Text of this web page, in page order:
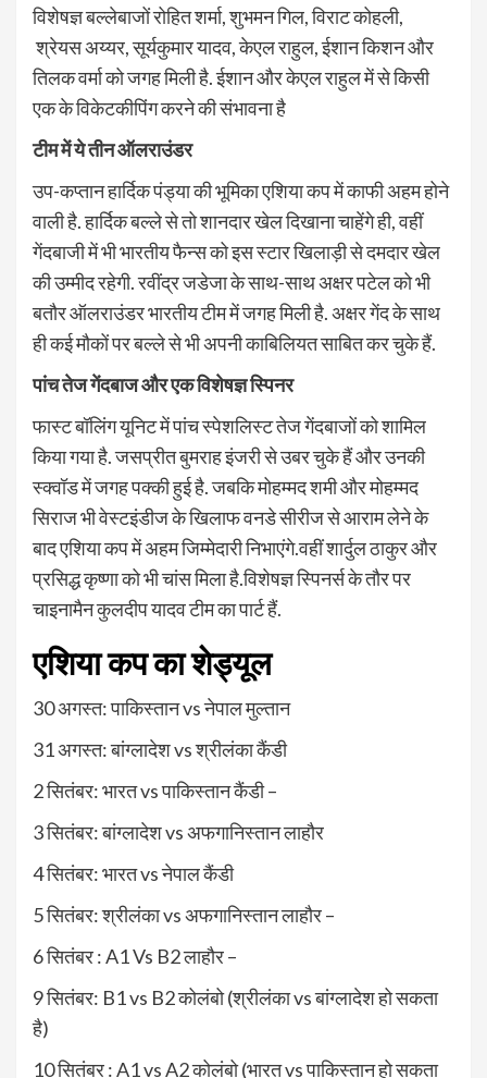
विशेषज्ञ बल्लेबाजों रोहित शर्मा, शुभमन गिल, विराट कोहली,
श्रेयस अय्यर, सूर्यकुमार यादव, केएल राहुल, ईशान किशन और
तिलक वर्मा को जगह मिली है. ईशान और केएल राहुल में से किसी
एक के विकेटकीपिंग करने की संभावना है
टीम में ये तीन ऑलराउंडर
उप-कप्तान हार्दिक पंड्या की भूमिका एशिया कप में काफी अहम होने
वाली है. हार्दिक बल्ले से तो शानदार खेल दिखाना चाहेंगे ही, वहीं
गेंदबाजी में भी भारतीय फैन्स को इस स्टार खिलाड़ी से दमदार खेल
की उम्मीद रहेगी. रवींद्र जडेजा के साथ-साथ अक्षर पटेल को भी
बतौर ऑलराउंडर भारतीय टीम में जगह मिली है. अक्षर गेंद के साथ
ही कई मौकों पर बल्ले से भी अपनी काबिलियत साबित कर चुके हैं.
पांच तेज गेंदबाज और एक विशेषज्ञ स्पिनर
फास्ट बॉलिंग यूनिट में पांच स्पेशलिस्ट तेज गेंदबाजों को शामिल
किया गया है. जसप्रीत बुमराह इंजरी से उबर चुके हैं और उनकी
स्क्वॉड में जगह पक्की हुई है. जबकि मोहम्मद शमी और मोहम्मद
सिराज भी वेस्टइंडीज के खिलाफ वनडे सीरीज से आराम लेने के
बाद एशिया कप में अहम जिम्मेदारी निभाएंगे.वहीं शार्दुल ठाकुर और
प्रसिद्ध कृष्णा को भी चांस मिला है.विशेषज्ञ स्पिनर्स के तौर पर
चाइनामैन कुलदीप यादव टीम का पार्ट हैं.
एशिया कप का शेड्यूल
30 अगस्त: पाकिस्तान vs नेपाल मुल्तान
31 अगस्त: बांग्लादेश vs श्रीलंका कैंडी
2 सितंबर: भारत vs पाकिस्तान कैंडी –
3 सितंबर: बांग्लादेश vs अफगानिस्तान लाहौर
4 सितंबर: भारत vs नेपाल कैंडी
5 सितंबर: श्रीलंका vs अफगानिस्तान लाहौर –
6 सितंबर : A1 Vs B2 लाहौर –
9 सितंबर: B1 vs B2 कोलंबो (श्रीलंका vs बांग्लादेश हो सकता
है)
10 सितंबर : A1 vs A2 कोलंबो (भारत vs पाकिस्तान हो सकता